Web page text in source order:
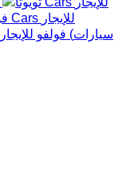
سيارات) فولفو